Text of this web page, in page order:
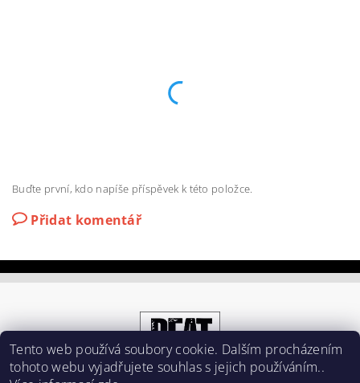
Buďte první, kdo napíše příspěvek k této položce.
Přidat komentář
Tento web používá soubory cookie. Dalším procházením
tohoto webu vyjadřujete souhlas s jejich používáním..